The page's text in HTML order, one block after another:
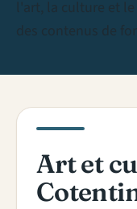
l'art, la culture et
des contenus de
Art et